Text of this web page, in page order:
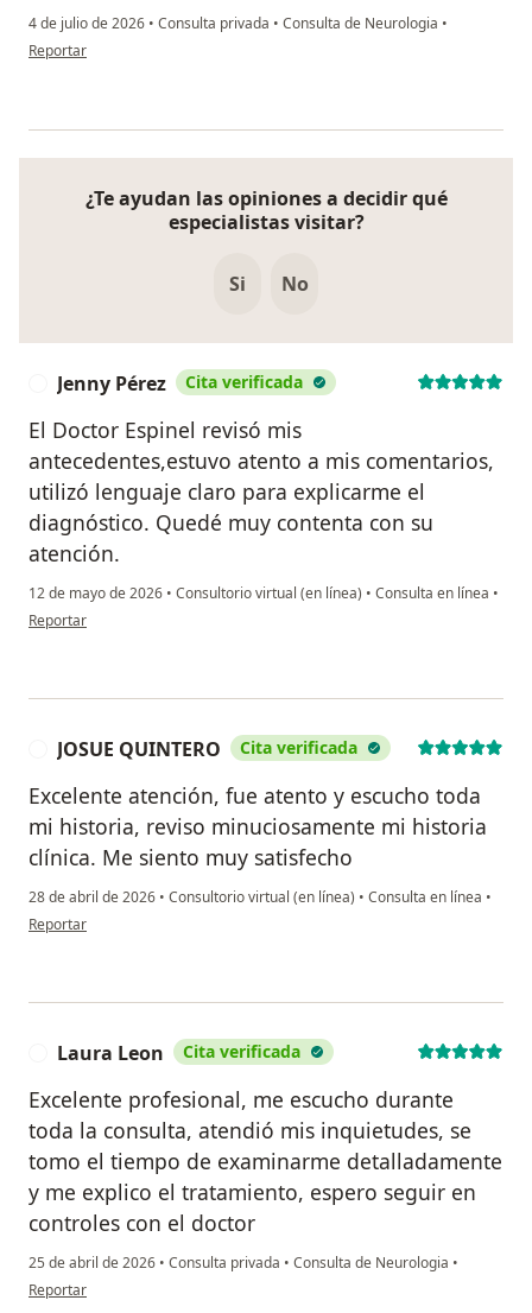
4 de julio de 2026 • Consulta privada • Consulta de Neurologia •
en opinión del usuario Loraine
Reportar
¿Te ayudan las opiniones a decidir qué
especialistas visitar?
Si No
Jenny Pérez Cita verificada
El Doctor Espinel revisó mis
antecedentes,estuvo atento a mis comentarios,
utilizó lenguaje claro para explicarme el
diagnóstico. Quedé muy contenta con su
atención.
12 de mayo de 2026 • Consultorio virtual (en línea) • Consulta en línea •
en opinión del usuario Jenny Pérez
Reportar
JOSUE QUINTERO Cita verificada
Excelente atención, fue atento y escucho toda
mi historia, reviso minuciosamente mi historia
clínica. Me siento muy satisfecho
28 de abril de 2026 • Consultorio virtual (en línea) • Consulta en línea •
en opinión del usuario JOSUE QUINTERO
Reportar
Laura Leon Cita verificada
Excelente profesional, me escucho durante
toda la consulta, atendió mis inquietudes, se
tomo el tiempo de examinarme detalladamente
y me explico el tratamiento, espero seguir en
controles con el doctor
25 de abril de 2026 • Consulta privada • Consulta de Neurologia •
en opinión del usuario Laura Leon
Reportar